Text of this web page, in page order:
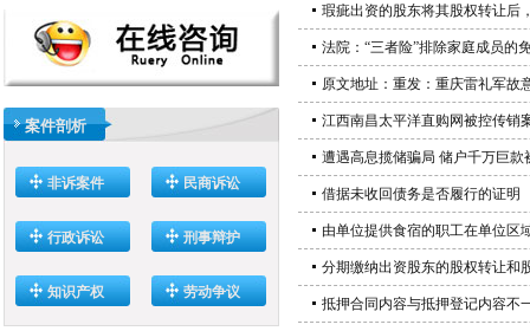
案件剖析
非诉案件 民商诉讼
行政诉讼 刑事辩护
知识产权 劳动争议
瑕疵出资的股东将其股权转让后
法院：“三者险”排除家庭成员的
原文地址：重发：重庆雷礼军故
江西南昌太平洋直购网被控传销
遭遇高息揽储骗局 储户千万巨款
借据未收回债务是否履行的证明
由单位提供食宿的职工在单位
分期缴纳出资股东的股权转让和
抵押合同内容与抵押登记内容不